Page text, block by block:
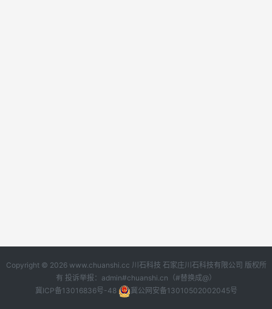
Copyright © 2026 www.chuanshi.cc 川石科技 石家庄川石科技有限公司 版权所
有 投诉举报：admin#chuanshi.cn（#替换成@）
冀ICP备13016836号-48
冀公网安备13010502002045号